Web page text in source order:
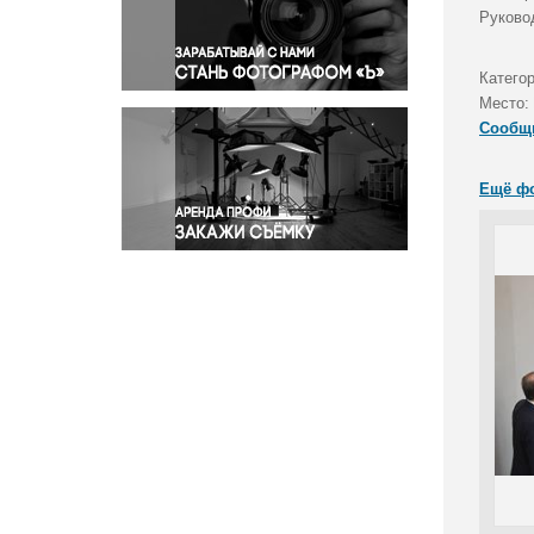
Правосудие
Происшествия и конфликты
Религия
Светская жизнь
Спорт
Экология
Экономика и бизнес
Место:
Ещё